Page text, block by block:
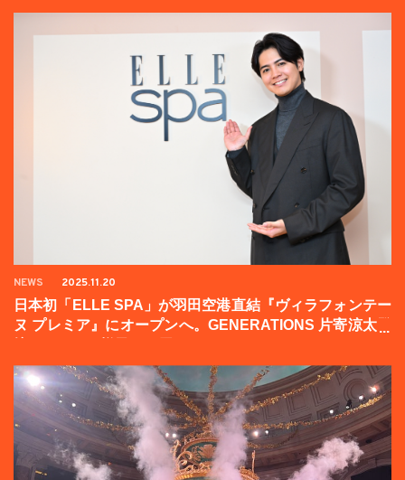
NEWS 2025.11.20
日本初「ELLE SPA」が羽田空港直結『ヴィラフォンテー
ヌ プレミア』にオープンへ。GENERATIONS 片寄涼太登